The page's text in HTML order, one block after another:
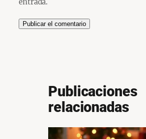
Publicaciones
relacionadas